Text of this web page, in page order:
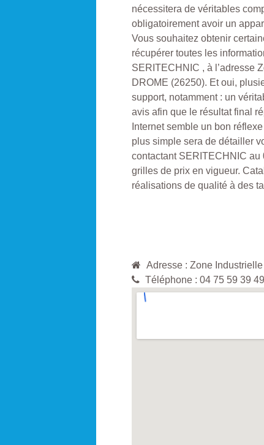
nécessitera de véritables
obligatoirement avoir un
Vous souhaitez obtenir
récupérer toutes les
SERITECHNIC , à l’adresse
DROME (26250). Et oui,
support, notamment : un
avis afin que le résultat final
Internet semble un bon
plus simple sera de détailler
contactant SERITECHNIC
grilles de prix en vigueur.
réalisations de qualité à des
Adresse : Zone
Téléphone : 04 75 59 39 49